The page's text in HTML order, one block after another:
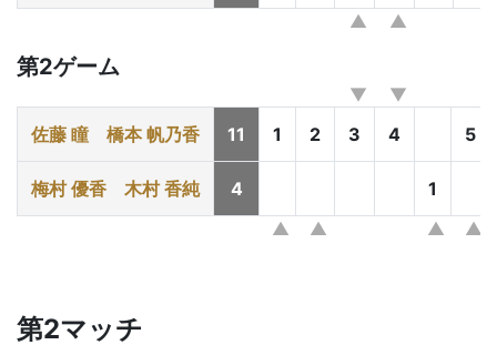
第2ゲーム
佐藤 瞳 橋本 帆乃香 11 1 2 3 4 5
梅村 優香 木村 香純 4 1
第2マッチ